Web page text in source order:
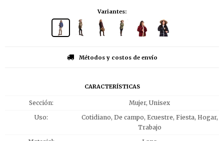
Variantes:
Métodos y costos de envío
CARACTERÍSTICAS
Sección
Mujer, Unisex
Uso
Cotidiano, De campo, Ecuestre, Fiesta, Hogar,
Trabajo